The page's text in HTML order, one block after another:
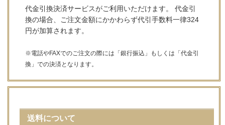
代金引換決済サービスがご利用いただけます。 代金引
換の場合、ご注文金額にかかわらず代引手数料一律324
円が加算されます。
※電話やFAXでのご注文の際には「銀行振込」もしくは「代金引
換」での決済となります。
送料について